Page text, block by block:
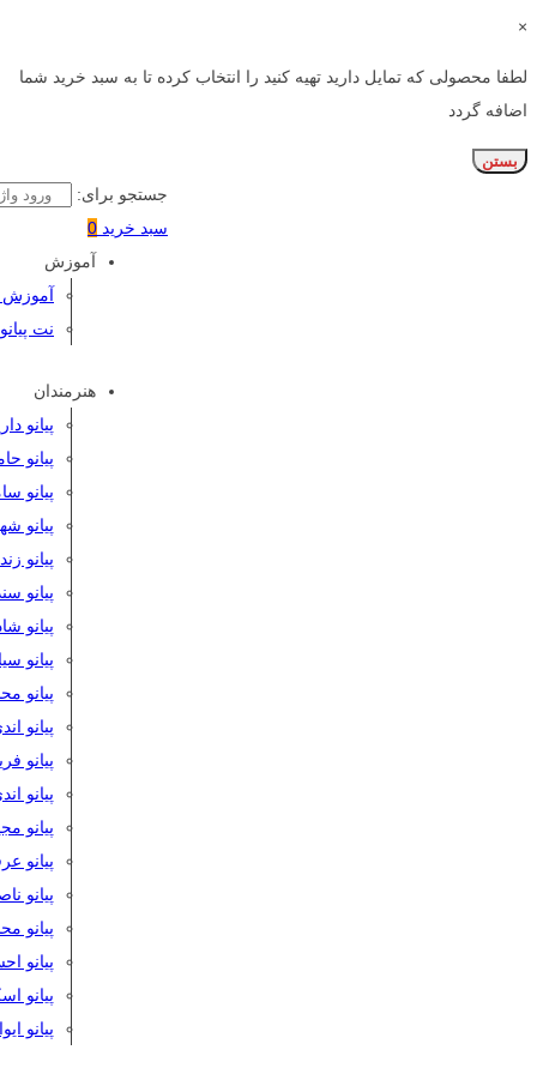
×
لطفا محصولی که تمایل دارید تهیه کنید را انتخاب کرده تا به سبد خرید شما
اضافه گردد
بستن
جستجو برای:
سبد خرید 0
آموزش
آموزش
نت پیانو
هنرمندان
پیانو
پیانو
پیانو
پیانو
پیانو
پیانو
پیانو
پیانو
پیانو
پیانو
پیانو
پیانو
پیانو
پیانو
پیانو
پیانو
پیانو
پیانو
پیانو